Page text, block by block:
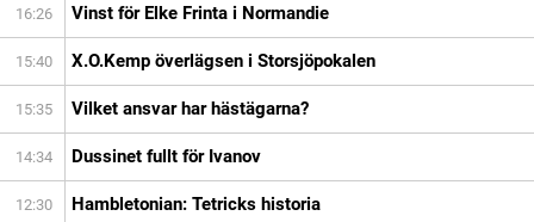
16:26 Vinst för Elke Frinta i Normandie
15:40 X.O.Kemp överlägsen i Storsjöpokalen
15:35 Vilket ansvar har hästägarna?
14:34 Dussinet fullt för Ivanov
12:30 Hambletonian: Tetricks historia